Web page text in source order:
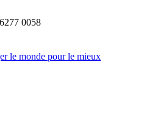
0058
le monde pour le mieux